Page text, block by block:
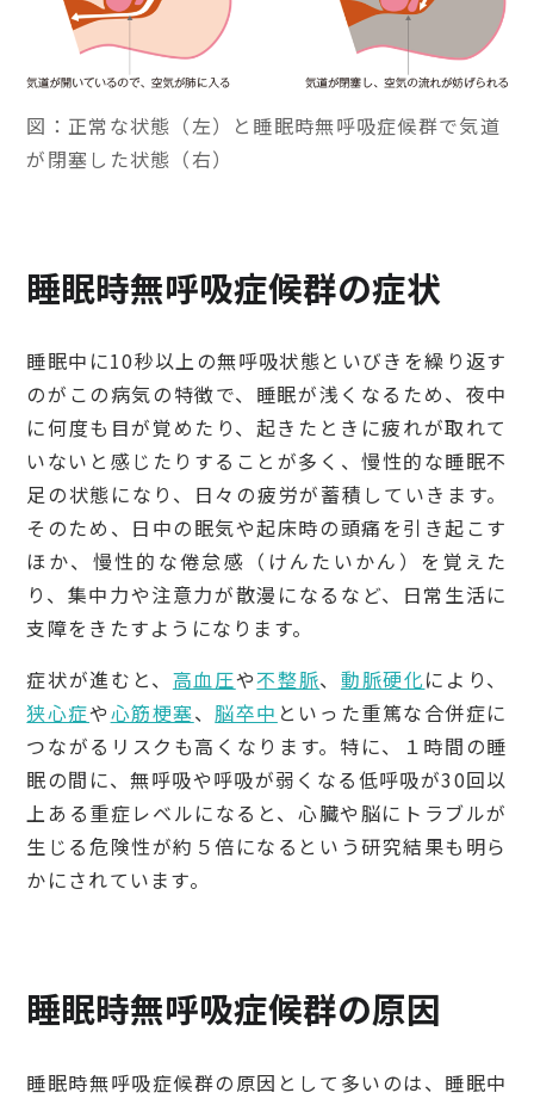
図：正常な状態（左）と睡眠時無呼吸症候群で気道
が閉塞した状態（右）
睡眠時無呼吸症候群の症状
睡眠中に10秒以上の無呼吸状態といびきを繰り返す
のがこの病気の特徴で、睡眠が浅くなるため、夜中
に何度も目が覚めたり、起きたときに疲れが取れて
いないと感じたりすることが多く、慢性的な睡眠不
足の状態になり、日々の疲労が蓄積していきます。
そのため、日中の眠気や起床時の頭痛を引き起こす
ほか、慢性的な倦怠感（けんたいかん）を覚えた
り、集中力や注意力が散漫になるなど、日常生活に
支障をきたすようになります。
症状が進むと、 高血圧や不整脈、 動脈硬化により、
狭心症や心筋梗塞、脳卒中 といった重篤な合併症に
つながるリスクも高くなります。特に、１時間の睡
眠の間に、無呼吸や呼吸が弱くなる低呼吸が30回以
上ある重症レベルになると、心臓や脳にトラブルが
生じる危険性が約５倍になるという研究結果も明ら
かにされています。
睡眠時無呼吸症候群の原因
睡眠時無呼吸症候群の原因として多いのは、睡眠中